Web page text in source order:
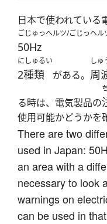
日本で使われている
ごじゅっヘルツ/ごじっヘル
50Hz
にしゅるい
2種類 がある。
しゅ
周
る時は、電気製品の
使用可能かどうかを
There are two
used in Japan:
an area with a
necessary to look
warnings on
can be used in